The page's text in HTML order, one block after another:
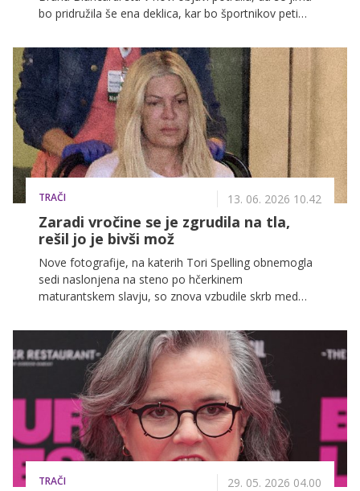
bo pridružila še ena deklica, kar bo športnikov peti
TRAČI 13. 06. 2026 10.42
Zaradi vročine se je zgrudila na tla,
rešil jo je bivši mož
Nove fotografije, na katerih Tori Spelling obnemogla
sedi naslonjena na steno po hčerkinem
maturantskem slavju, so znova vzbudile skrb med
TRAČI 29. 05. 2026 04.00